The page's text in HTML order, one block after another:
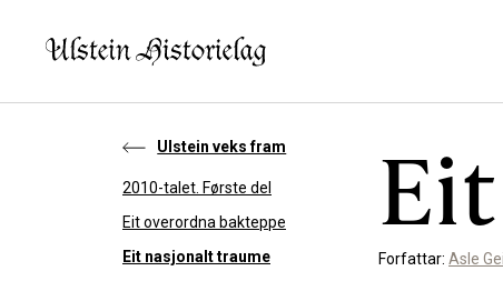
SLIK
Bidra
Ulstein veks fram
2010-talet. Første del
Eit overordna bakteppe
Eit nasjonalt traume
Forfattar: Asle